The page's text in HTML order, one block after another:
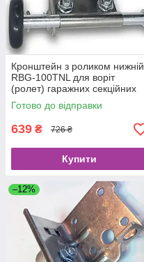
Кронштейн з роликом нижній
RBG-100TNL для воріт
(ролет) гаражних секційних
Alutech лівий
Готово до відправки
639 ₴ 726 ₴
Купити
–12%